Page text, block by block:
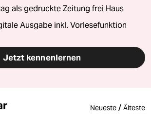
als gedruckte Zeitung frei Haus
Ausgabe inkl. Vorlesefunktion
Jetzt kennenlernen
Neueste / Älteste